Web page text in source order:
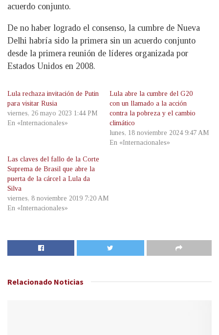
acuerdo conjunto.
De no haber logrado el consenso, la cumbre de Nueva
Delhi habría sido la primera sin un acuerdo conjunto
desde la primera reunión de líderes organizada por
Estados Unidos en 2008.
Lula rechaza invitación de Putin
para visitar Rusia
viernes, 26 mayo 2023 1:44 PM
En «Internacionales»
Lula abre la cumbre del G20
con un llamado a la acción
contra la pobreza y el cambio
climático
lunes, 18 noviembre 2024 9:47 AM
En «Internacionales»
Las claves del fallo de la Corte
Suprema de Brasil que abre la
puerta de la cárcel a Lula da
Silva
viernes, 8 noviembre 2019 7:20 AM
En «Internacionales»
Relacionado Noticias